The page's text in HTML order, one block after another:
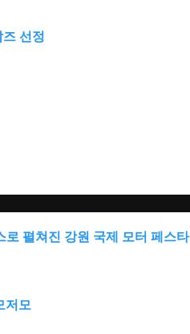
즈 선정
펼쳐진 강원 국제 모터 페스타
저모